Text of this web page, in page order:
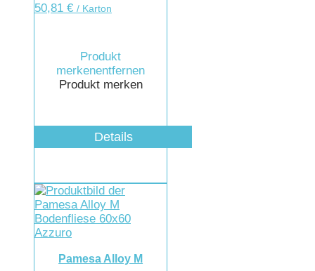
50,81 € / Karton
Produkt
merkenentfernen
Produkt merken
Details
Pamesa Alloy M